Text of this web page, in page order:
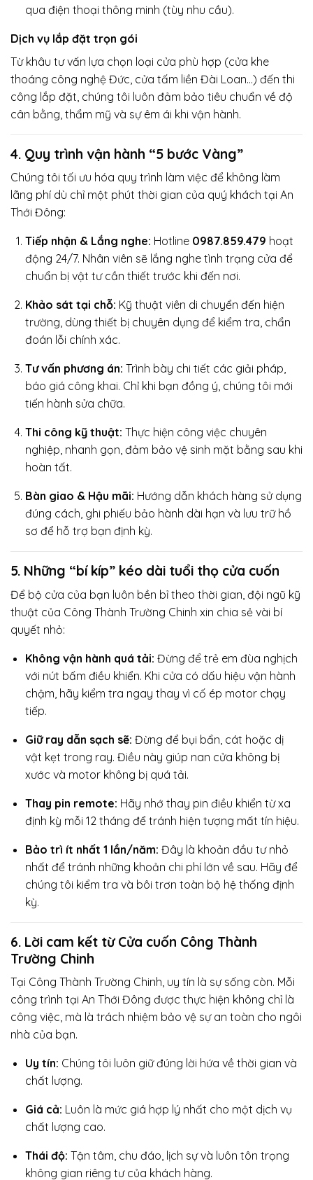
qua điện thoại thông minh (tùy nhu cầu).
Dịch vụ lắp đặt trọn gói
Từ khâu tư vấn lựa chọn loại cửa phù hợp (cửa khe
thoáng công nghệ Đức, cửa tấm liền Đài Loan…) đến thi
công lắp đặt, chúng tôi luôn đảm bảo tiêu chuẩn về độ
cân bằng, thẩm mỹ và sự êm ái khi vận hành.
4. Quy trình vận hành “5 bước Vàng”
Chúng tôi tối ưu hóa quy trình làm việc để không làm
lãng phí dù chỉ một phút thời gian của quý khách tại An
Thới Đông:
Tiếp nhận & Lắng nghe: Hotline 0987.859.479 hoạt
động 24/7. Nhân viên sẽ lắng nghe tình trạng cửa để
chuẩn bị vật tư cần thiết trước khi đến nơi.
Khảo sát tại chỗ: Kỹ thuật viên di chuyển đến hiện
trường, dùng thiết bị chuyên dụng để kiểm tra, chẩn
đoán lỗi chính xác.
Tư vấn phương án: Trình bày chi tiết các giải pháp,
báo giá công khai. Chỉ khi bạn đồng ý, chúng tôi mới
tiến hành sửa chữa.
Thi công kỹ thuật: Thực hiện công việc chuyên
nghiệp, nhanh gọn, đảm bảo vệ sinh mặt bằng sau khi
hoàn tất.
Bàn giao & Hậu mãi: Hướng dẫn khách hàng sử dụng
đúng cách, ghi phiếu bảo hành dài hạn và lưu trữ hồ
sơ để hỗ trợ bạn định kỳ.
5. Những “bí kíp” kéo dài tuổi thọ cửa cuốn
Để bộ cửa của bạn luôn bền bỉ theo thời gian, đội ngũ kỹ
thuật của Công Thành Trường Chinh xin chia sẻ vài bí
quyết nhỏ:
Không vận hành quá tải: Đừng để trẻ em đùa nghịch
với nút bấm điều khiển. Khi cửa có dấu hiệu vận hành
chậm, hãy kiểm tra ngay thay vì cố ép motor chạy
tiếp.
Giữ ray dẫn sạch sẽ: Đừng để bụi bẩn, cát hoặc dị
vật kẹt trong ray. Điều này giúp nan cửa không bị
xước và motor không bị quá tải.
Thay pin remote: Hãy nhớ thay pin điều khiển từ xa
định kỳ mỗi 12 tháng để tránh hiện tượng mất tín hiệu.
Bảo trì ít nhất 1 lần/năm: Đây là khoản đầu tư nhỏ
nhất để tránh những khoản chi phí lớn về sau. Hãy để
chúng tôi kiểm tra và bôi trơn toàn bộ hệ thống định
kỳ.
6. Lời cam kết từ Cửa cuốn Công Thành
Trường Chinh
Tại Công Thành Trường Chinh, uy tín là sự sống còn. Mỗi
công trình tại An Thới Đông được thực hiện không chỉ là
công việc, mà là trách nhiệm bảo vệ sự an toàn cho ngôi
nhà của bạn.
Uy tín: Chúng tôi luôn giữ đúng lời hứa về thời gian và
chất lượng.
Giá cả: Luôn là mức giá hợp lý nhất cho một dịch vụ
chất lượng cao.
Thái độ: Tận tâm, chu đáo, lịch sự và luôn tôn trọng
không gian riêng tư của khách hàng.